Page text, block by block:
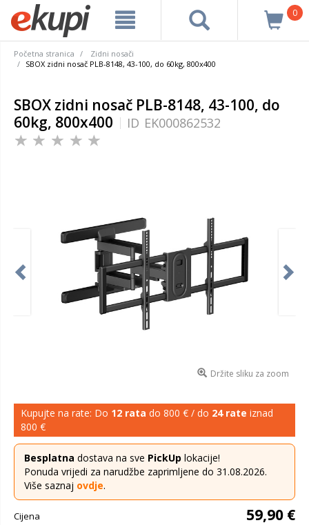
0
Početna stranica
Zidni nosači
SBOX zidni nosač PLB-8148, 43-100, do 60kg, 800x400
SBOX zidni nosač PLB-8148, 43-100, do
60kg, 800x400
ID EK000862532
Držite sliku za zoom
Kupujte na rate: Do 12 rata do 800 € / do 24 rate iznad
800 €
Besplatna dostava na sve PickUp lokacije!
Ponuda vrijedi za narudžbe zaprimljene do 31.08.2026.
Više saznaj ovdje.
Cijena 59,90 €